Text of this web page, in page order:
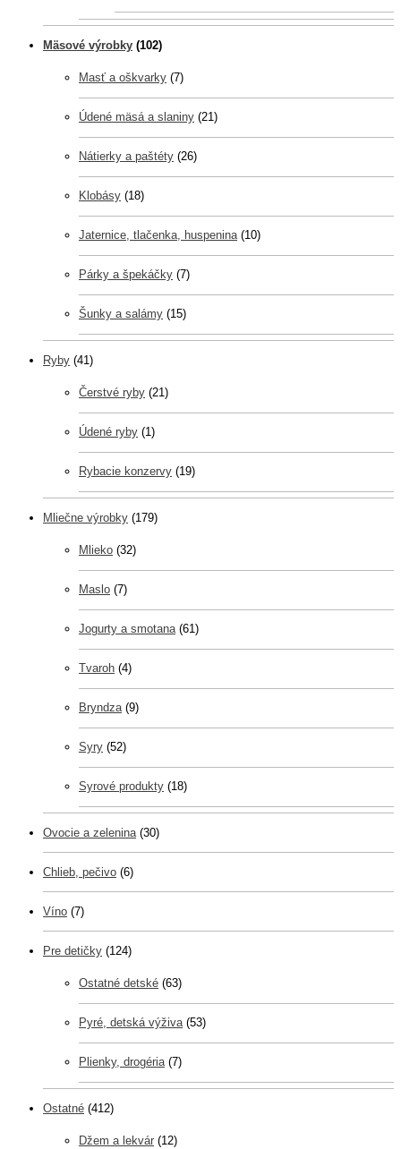
Mäsové výrobky (102)
Masť a oškvarky (7)
Údené mäsá a slaniny (21)
Nátierky a paštéty (26)
Klobásy (18)
Jaternice, tlačenka, huspenina (10)
Párky a špekáčky (7)
Šunky a salámy (15)
Ryby (41)
Čerstvé ryby (21)
Údené ryby (1)
Rybacie konzervy (19)
Mliečne výrobky (179)
Mlieko (32)
Maslo (7)
Jogurty a smotana (61)
Tvaroh (4)
Bryndza (9)
Syry (52)
Syrové produkty (18)
Ovocie a zelenina (30)
Chlieb, pečivo (6)
Víno (7)
Pre detičky (124)
Ostatné detské (63)
Pyré, detská výživa (53)
Plienky, drogéria (7)
Ostatné (412)
Džem a lekvár (12)